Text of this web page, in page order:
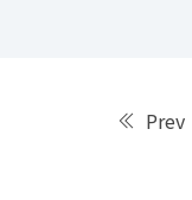
Prev